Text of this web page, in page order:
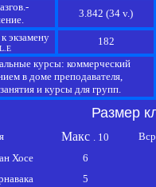
3.842 (34 v.)
экзамену
182
курсы: коммерческий
в доме преподавателя,
и курсы для групп.
Размер
Макс . 10
Хосе
6
5